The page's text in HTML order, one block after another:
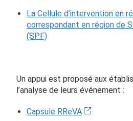
La Cellule d’intervention en
correspondant en région de
(SPF)
Un appui est proposé aux
l’analyse de leurs événement :
Capsule RReVA